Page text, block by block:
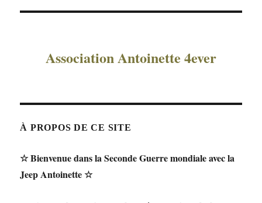
Association Antoinette 4ever
À PROPOS DE CE SITE
☆ Bienvenue dans la Seconde Guerre mondiale avec la
Jeep Antoinette ☆